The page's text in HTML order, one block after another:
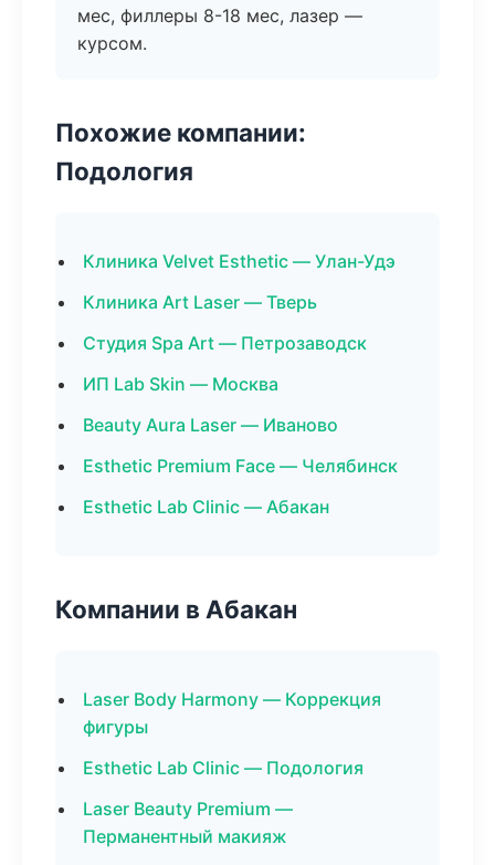
мес, филлеры 8-18 мес, лазер —
курсом.
Похожие компании:
Подология
Клиника Velvet Esthetic — Улан-Удэ
Клиника Art Laser — Тверь
Студия Spa Art — Петрозаводск
ИП Lab Skin — Москва
Beauty Aura Laser — Иваново
Esthetic Premium Face — Челябинск
Esthetic Lab Clinic — Абакан
Компании в Абакан
Laser Body Harmony — Коррекция
фигуры
Esthetic Lab Clinic — Подология
Laser Beauty Premium —
Перманентный макияж